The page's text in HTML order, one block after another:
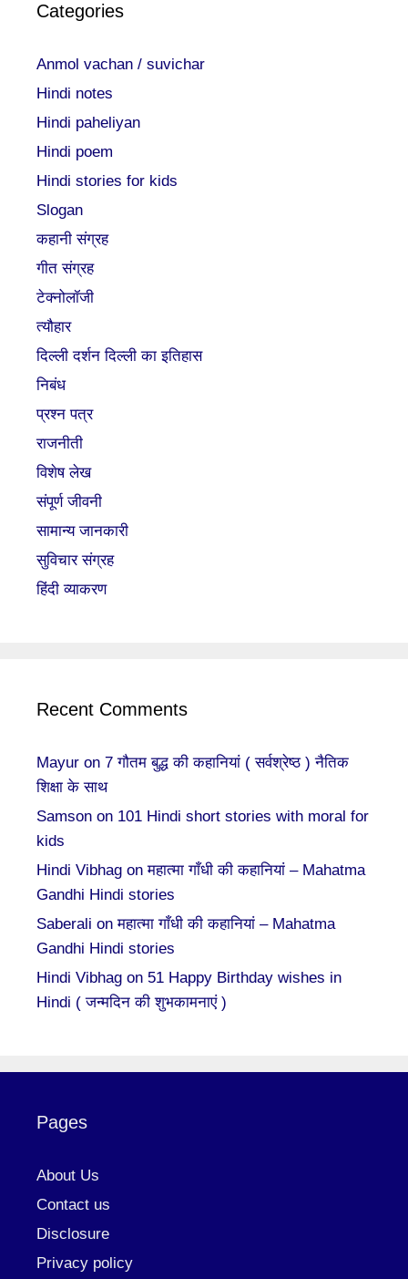
Categories
Anmol vachan / suvichar
Hindi notes
Hindi paheliyan
Hindi poem
Hindi stories for kids
Slogan
कहानी संग्रह
गीत संग्रह
टेक्नोलॉजी
त्यौहार
दिल्ली दर्शन दिल्ली का इतिहास
निबंध
प्रश्न पत्र
राजनीती
विशेष लेख
संपूर्ण जीवनी
सामान्य जानकारी
सुविचार संग्रह
हिंदी व्याकरण
Recent Comments
Mayur on 7 गौतम बुद्ध की कहानियां ( सर्वश्रेष्ठ ) नैतिक
शिक्षा के साथ
Samson on 101 Hindi short stories with moral for
kids
Hindi Vibhag onमहात्मा गाँधी की कहानियां – Mahatma
Gandhi Hindi stories
Saberali onमहात्मा गाँधी की कहानियां – Mahatma
Gandhi Hindi stories
Hindi Vibhag on 51 Happy Birthday wishes in
Hindi ( जन्मदिन की शुभकामनाएं )
Pages
About Us
Contact us
Disclosure
Privacy policy